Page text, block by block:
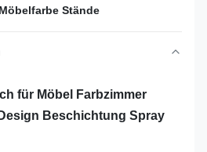
Stände
für Möbel Farbzimmer
Beschichtung Spray